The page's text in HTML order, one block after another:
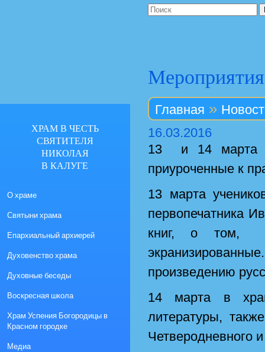
Главная »
16.03.2016
13 и 14 марта в
приуроченные к
13 марта
первопечатника
книг, о том,
произведению
14 марта в
литературы,
ХРАМ В ЧЕСТЬ
СВЯТИТЕЛЯ
НИКОЛАЯ
В КАЛУГЕ
О храме
Святыни храма
Епархиальный архиерей
Духовенство храма
Духовные беседы
Воскресная школа
Храм Успения Богородицы в
Красном городке
Медиа